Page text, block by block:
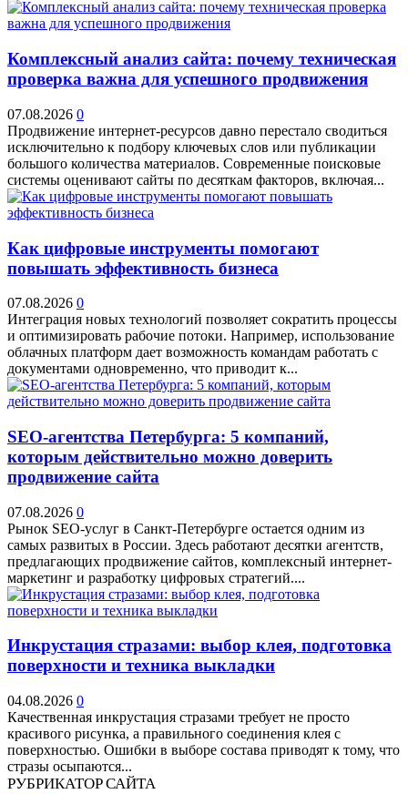
Комплексный анализ сайта: почему техническая
проверка важна для успешного продвижения
07.08.2026 0
Продвижение интернет-ресурсов давно перестало сводиться
исключительно к подбору ключевых слов или публикации
большого количества материалов. Современные поисковые
системы оценивают сайты по десяткам факторов, включая...
Как цифровые инструменты помогают
повышать эффективность бизнеса
07.08.2026 0
Интеграция новых технологий позволяет сократить процессы
и оптимизировать рабочие потоки. Например, использование
облачных платформ дает возможность командам работать с
документами одновременно, что приводит к...
SEO-агентства Петербурга: 5 компаний,
которым действительно можно доверить
продвижение сайта
07.08.2026 0
Рынок SEO-услуг в Санкт-Петербурге остается одним из
самых развитых в России. Здесь работают десятки агентств,
предлагающих продвижение сайтов, комплексный интернет-
маркетинг и разработку цифровых стратегий....
Инкрустация стразами: выбор клея, подготовка
поверхности и техника выкладки
04.08.2026 0
Качественная инкрустация стразами требует не просто
красивого рисунка, а правильного соединения клея с
поверхностью. Ошибки в выборе состава приводят к тому, что
стразы осыпаются...
РУБРИКАТОР САЙТА